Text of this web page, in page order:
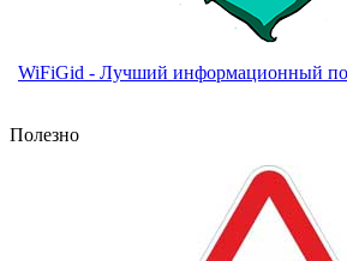
WiFiGid - Лучший информационный
Полезно